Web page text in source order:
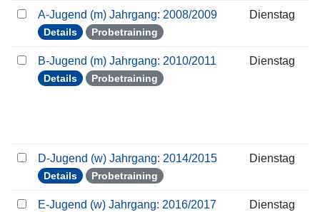
A-Jugend (m) Jahrgang: 2008/2009
Details Probetraining
Dienstag
B-Jugend (m) Jahrgang: 2010/2011
Details Probetraining
Dienstag
D-Jugend (w) Jahrgang: 2014/2015
Details Probetraining
Dienstag
E-Jugend (w) Jahrgang: 2016/2017 Dienstag